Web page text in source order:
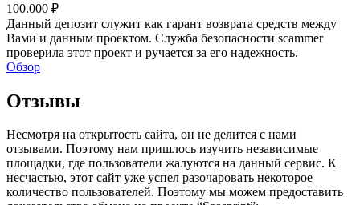
100.000 ₽
Данный депозит служит как гарант возврата средств между
Вами и данным проектом. Служба безопасности scammer
проверила этот проект и ручается за его надежность.
Обзор
Отзывы
Несмотря на открытость сайта, он не делится с нами
отзывами. Поэтому нам пришлось изучить независимые
площадки, где пользователи жалуются на данный сервис. К
несчастью, этот сайт уже успел разочаровать некоторое
количество пользователей. Поэтому мы можем предоставить